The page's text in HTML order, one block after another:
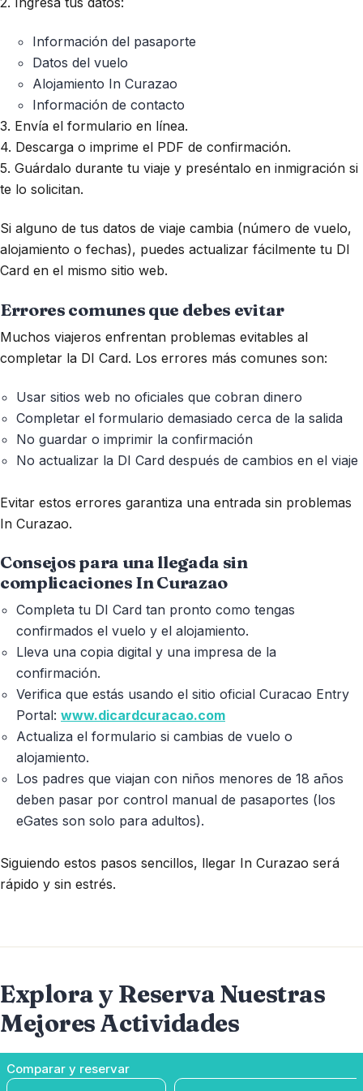
Información del pasaporte
Datos del vuelo
Alojamiento In Curazao
Información de contacto
3. Envía el formulario en línea.
4. Descarga o imprime el PDF de confirmación.
5. Guárdalo durante tu viaje y preséntalo en inmigración si
te lo solicitan.
Si alguno de tus datos de viaje cambia (número de vuelo,
alojamiento o fechas), puedes actualizar fácilmente tu DI
Card en el mismo sitio web.
Errores comunes que debes evitar
Muchos viajeros enfrentan problemas evitables al
completar la DI Card. Los errores más comunes son:
Usar sitios web no oficiales que cobran dinero
Completar el formulario demasiado cerca de la salida
No guardar o imprimir la confirmación
No actualizar la DI Card después de cambios en el viaje
Evitar estos errores garantiza una entrada sin problemas
In Curazao.
Consejos para una llegada sin
complicaciones In Curazao
Completa tu DI Card tan pronto como tengas
confirmados el vuelo y el alojamiento.
Lleva una copia digital y una impresa de la
confirmación.
Verifica que estás usando el sitio oficial Curacao Entry
Portal: www.dicardcuracao.com
Actualiza el formulario si cambias de vuelo o
alojamiento.
Los padres que viajan con niños menores de 18 años
deben pasar por control manual de pasaportes (los
eGates son solo para adultos).
Siguiendo estos pasos sencillos, llegar In Curazao será
rápido y sin estrés.
Explora y Reserva Nuestras
Mejores Actividades
Comparar y reservar